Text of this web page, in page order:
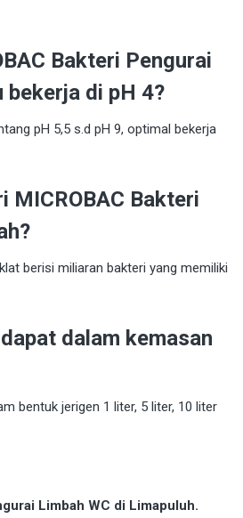
Bakteri Pengurai
bekerja di pH 4?
pH 5,5 s.d pH 9, optimal bekerja
MICROBAC Bakteri
berisi miliaran bakteri yang memiliki
dalam kemasan
bentuk jerigen 1 liter, 5 liter, 10 liter
Limbah WC di Limapuluh.